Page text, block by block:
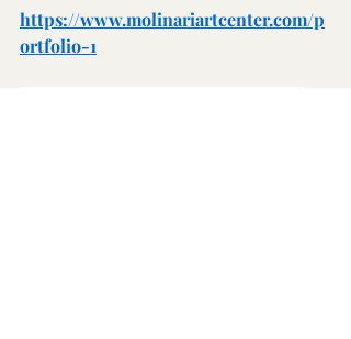
https://www.molinariartcenter.com/p
ortfolio-1